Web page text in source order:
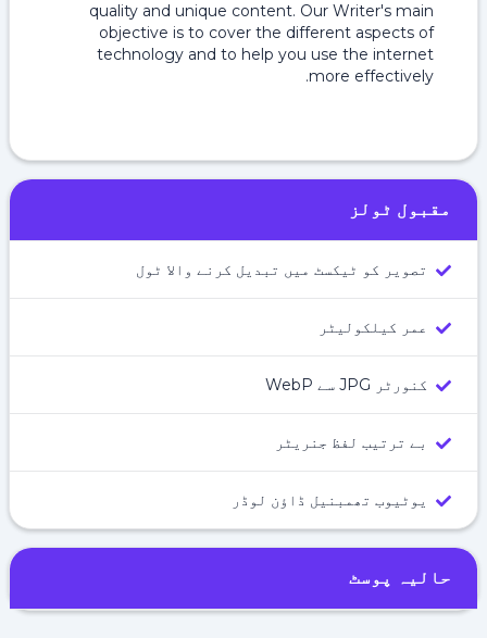
quality and unique content. Our Writer's main
objective is to cover the different aspects of
technology and to help you use the internet
more effectively.
مقبول ٹولز
تصویر کو ٹیکسٹ میں تبدیل کرنے والا ٹول
عمر کیلکولیٹر
کنورٹر JPG سے WebP
بے ترتیب لفظ جنریٹر
یوٹیوب تھمبنیل ڈاؤن لوڈر
حالیہ پوسٹ